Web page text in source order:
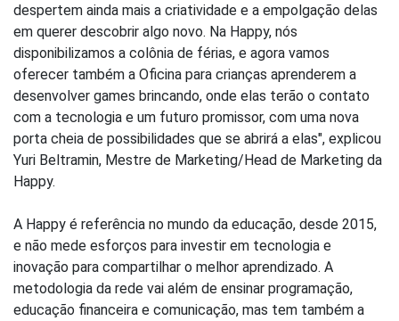
despertem ainda mais a criatividade e a empolgação delas
em querer descobrir algo novo. Na Happy, nós
disponibilizamos a colônia de férias, e agora vamos
oferecer também a Oficina para crianças aprenderem a
desenvolver games brincando, onde elas terão o contato
com a tecnologia e um futuro promissor, com uma nova
porta cheia de possibilidades que se abrirá a elas", explicou
Yuri Beltramin, Mestre de Marketing/Head de Marketing da
Happy.
A Happy é referência no mundo da educação, desde 2015,
e não mede esforços para investir em tecnologia e
inovação para compartilhar o melhor aprendizado. A
metodologia da rede vai além de ensinar programação,
educação financeira e comunicação, mas tem também a